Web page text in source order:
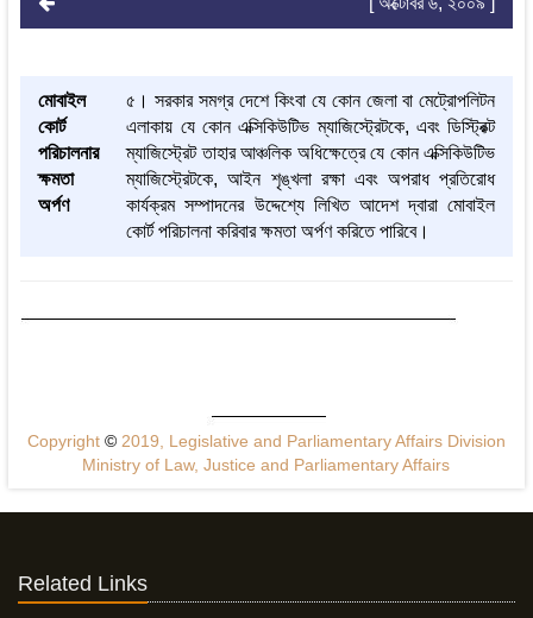
মোবাইল
কোর্ট
পরিচালনার
ক্ষমতা
অর্পণ
৫। সরকার সমগ্র দেশে কিংবা যে কোন জেলা বা মেট্রোপলিটন
এলাকায় যে কোন এক্সিকিউটিভ ম্যাজিস্ট্রেটকে, এবং ডিস্ট্রিক্ট
ম্যাজিস্ট্রেট তাহার আঞ্চলিক অধিক্ষেত্রে যে কোন এক্সিকিউটিভ
ম্যাজিস্ট্রেটকে, আইন শৃঙ্খলা রক্ষা এবং অপরাধ প্রতিরোধ
কার্যক্রম সম্পাদনের উদ্দেশ্যে লিখিত আদেশ দ্বারা মোবাইল
কোর্ট পরিচালনা করিবার ক্ষমতা অর্পণ করিতে পারিবে।
Copyright ©2019, Legislative and Parliamentary Affairs Division
Ministry of Law, Justice and Parliamentary Affairs
Related Links